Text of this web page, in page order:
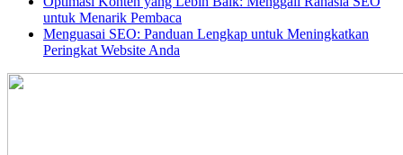
untuk Menarik Pembaca
Menguasai SEO: Panduan Lengkap untuk Meningkatkan
Peringkat Website Anda